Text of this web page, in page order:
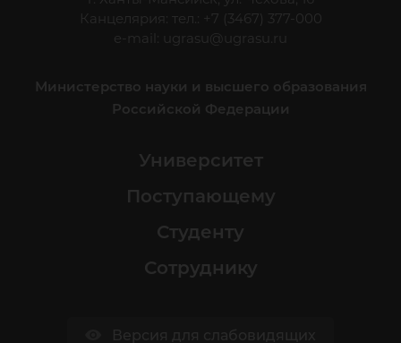
Канцелярия: тел.: +7 (3467) 377-000
e-mail:
ugrasu@ugrasu.ru
Министерство науки и высшего образования
Российской Федерации
Университет
Поступающему
Студенту
Сотруднику